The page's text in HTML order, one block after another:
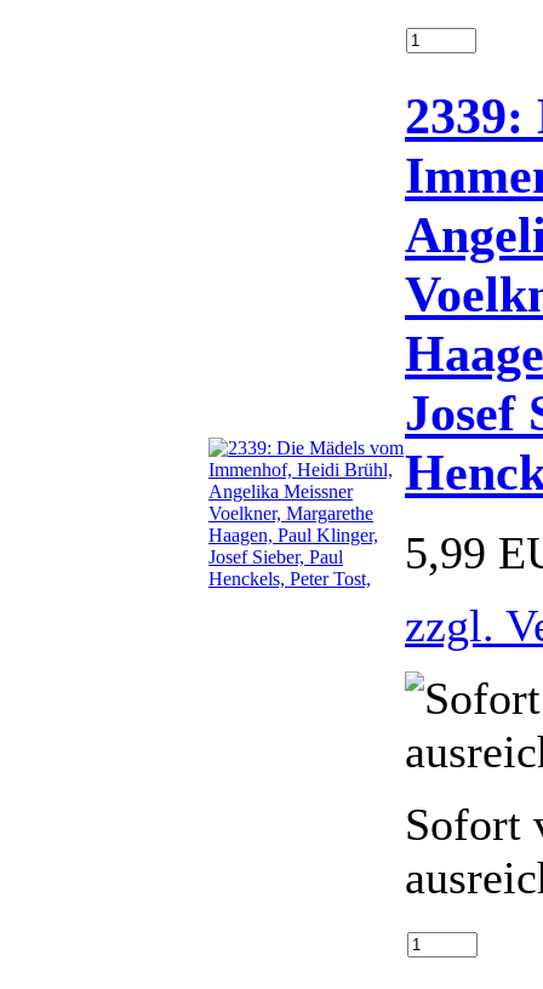
2339:
Josef
5,99
zzgl.
Sofort